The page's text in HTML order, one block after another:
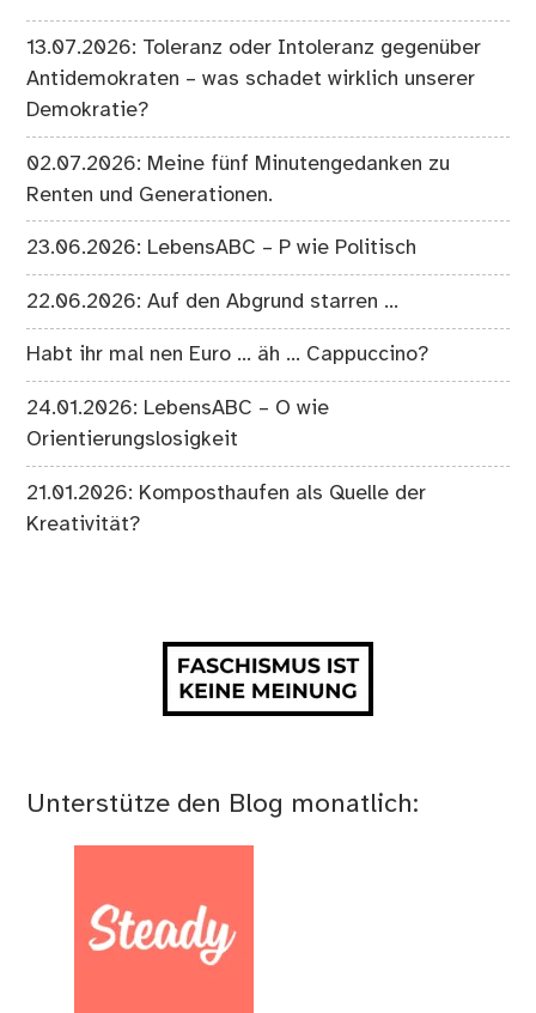
13.07.2026: Toleranz oder Intoleranz gegenüber
Antidemokraten – was schadet wirklich unserer
Demokratie?
02.07.2026: Meine fünf Minutengedanken zu
Renten und Generationen.
23.06.2026: LebensABC – P wie Politisch
22.06.2026: Auf den Abgrund starren …
Habt ihr mal nen Euro … äh … Cappuccino?
24.01.2026: LebensABC – O wie
Orientierungslosigkeit
21.01.2026: Komposthaufen als Quelle der
Kreativität?
Unterstütze den Blog monatlich: